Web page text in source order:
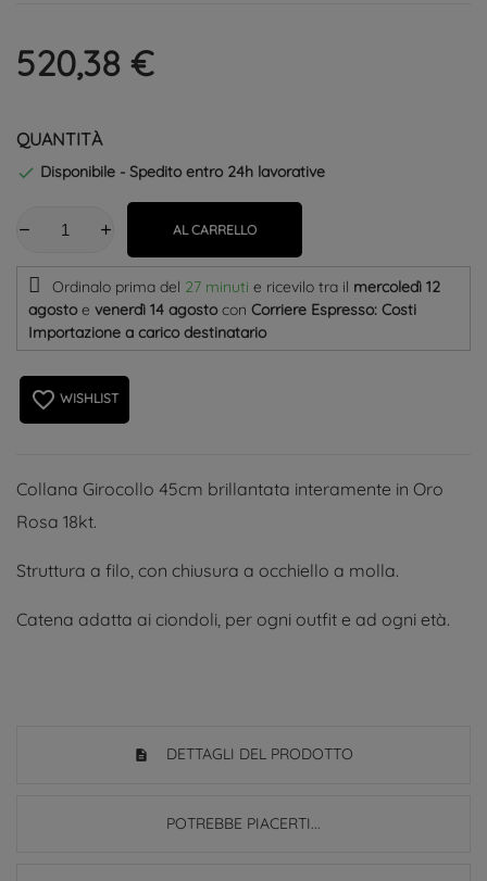
520,38 €
QUANTITÀ
 Disponibile - Spedito entro 24h lavorative
AL CARRELLO
Ordinalo prima del 27 minuti e ricevilo tra il mercoledì 12
agostoe venerdì 14 agosto con Corriere Espresso: Costi
Importazione a carico destinatario
favorite_border WISHLIST
Collana Girocollo 45cm brillantata interamente in Oro
Rosa 18kt.
Struttura a filo, con chiusura a occhiello a molla.
Catena adatta ai ciondoli, per ogni outfit e ad ogni età.
DETTAGLI DEL PRODOTTO
POTREBBE PIACERTI...